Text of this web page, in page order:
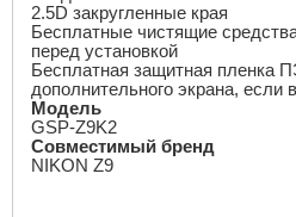
2.5D закругленные края
Бесплатные чистящие
перед установкой
Бесплатная защитная пленка
дополнительного экрана, если
Модель
GSP-Z9K2
Совместимый бренд
NIKON Z9